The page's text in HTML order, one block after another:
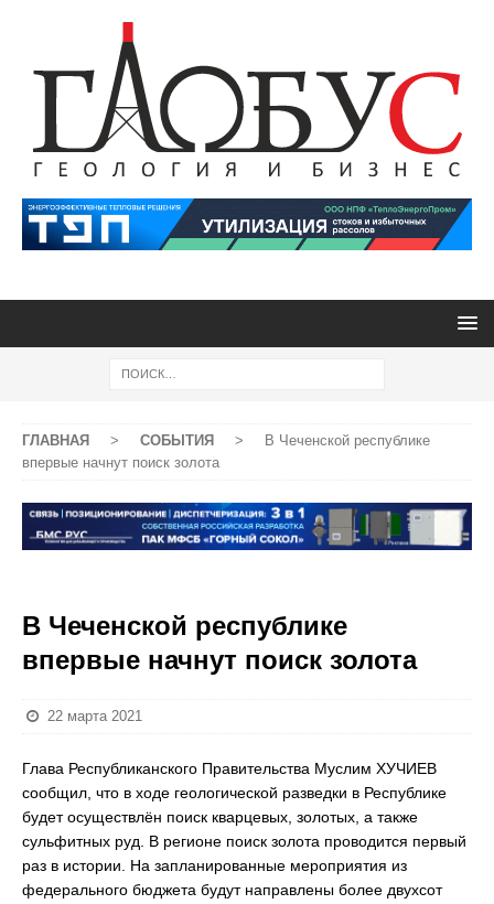
ГЛАВНАЯ > СОБЫТИЯ >
В Чеченской республике
впервые начнут поиск золота
В Чеченской республике
впервые начнут поиск золота
22 марта 2021
Глава Республиканского Правительства Муслим ХУЧИЕВ
сообщил, что в ходе геологической разведки в Республике
будет осуществлён поиск кварцевых, золотых, а также
сульфитных руд. В регионе поиск золота проводится первый
раз в истории. На запланированные мероприятия из
федерального бюджета будут направлены более двухсот